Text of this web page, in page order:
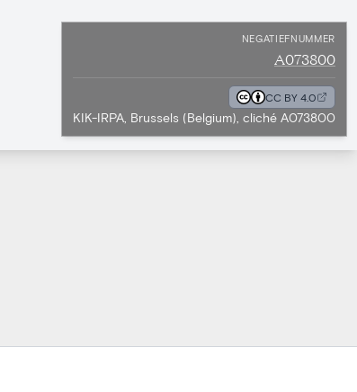
NEGATIEFNUMMER
A073800
CC BY 4.0
KIK-IRPA, Brussels (Belgium), cliché A073800